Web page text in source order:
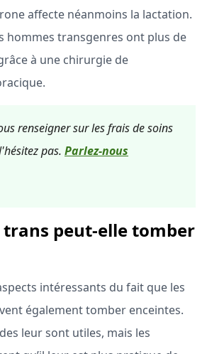
affecte néanmoins la lactation.
hommes transgenres ont plus de
à une chirurgie de
renseigner sur les frais de soins
pas. Parlez-nous
trans peut-elle tomber
intéressants du fait que les
également tomber enceintes.
leur sont utiles, mais les